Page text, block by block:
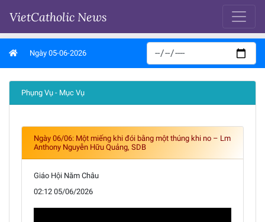
VietCatholic News
Ngày 05-06-2026
Phụng Vụ - Mục Vụ
Ngày 06/06: Một miếng khi đói bằng một thúng khi no – Lm
Anthony Nguyễn Hữu Quảng, SDB
Giáo Hội Năm Châu
02:12 05/06/2026